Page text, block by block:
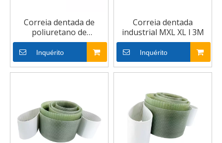
Correia dentada de
poliuretano de
transmissão de
borracha
Inquérito
Correia dentada
industrial MXL XL l 3M
Inquérito